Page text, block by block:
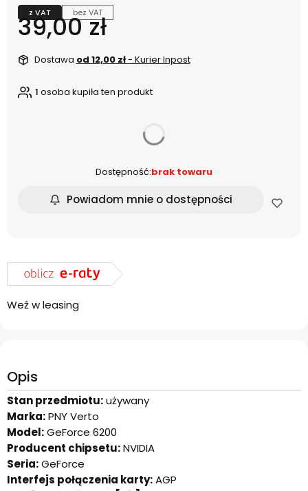
z VAT bez VAT
Cena
39,00 zł
Dostawa od 12,00 zł- Kurier Inpost
1 osoba kupiła ten produkt
Dostępność:brak towaru
Powiadom mnie o dostępności
Weź w leasing
Opis
Stan przedmiotu:używany
Marka:PNY Verto
Model:GeForce 6200
Producent chipsetu:NVIDIA
Seria:GeForce
Interfejs połączenia karty:AGP